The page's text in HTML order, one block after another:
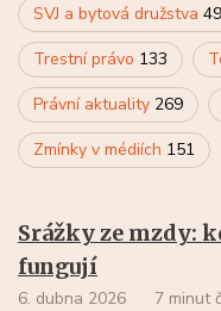
SVJ a bytová družstva 49
Trestní právo 133
Právní aktuality 269
Zmínky v médiích 151
Srážky ze mzdy:
fungují
6. dubna 2026 7 minut